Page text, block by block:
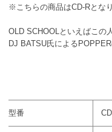
※こちらの商品はCD-Rとなり
OLD SCHOOLといえばこの
DJ BATSU氏による
型番